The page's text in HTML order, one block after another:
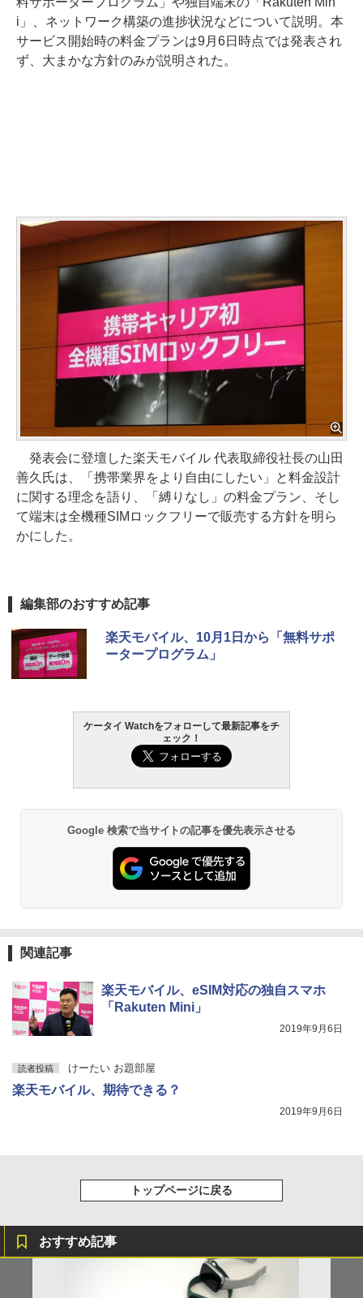
i」、ネットワーク構築の進捗状況などについて説明。本
サービス開始時の料金プランは9月6日時点では発表され
ず、大まかな方針のみが説明された。
発表会に登壇した楽天モバイル 代表取締役社長の山田
善久氏は、「携帯業界をより自由にしたい」と料金設計
に関する理念を語り、「縛りなし」の料金プラン、そし
て端末は全機種SIMロックフリーで販売する方針を明ら
かにした。
編集部のおすすめ記事
楽天モバイル、10月1日から「無料サポ
ータープログラム」
ケータイ Watchをフォローして最新記事をチ
ェック！
Google 検索で当サイトの記事を優先表示させる
関連記事
楽天モバイル、eSIM対応の独自スマホ
「Rakuten Mini」
2019年9月6日
読者投稿 けーたい お題部屋
楽天モバイル、期待できる？
2019年9月6日
トップページに戻る
おすすめ記事